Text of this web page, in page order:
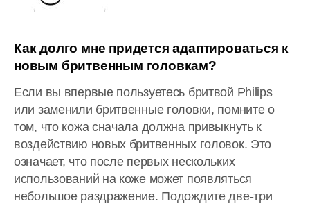
Как долго мне придется адаптироваться к
новым бритвенным головкам?
Если вы впервые пользуетесь бритвой Philips
или заменили бритвенные головки, помните о
том, что кожа сначала должна привыкнуть к
воздействию новых бритвенных головок. Это
означает, что после первых нескольких
использований на коже может появляться
небольшое раздражение. Подождите две-три